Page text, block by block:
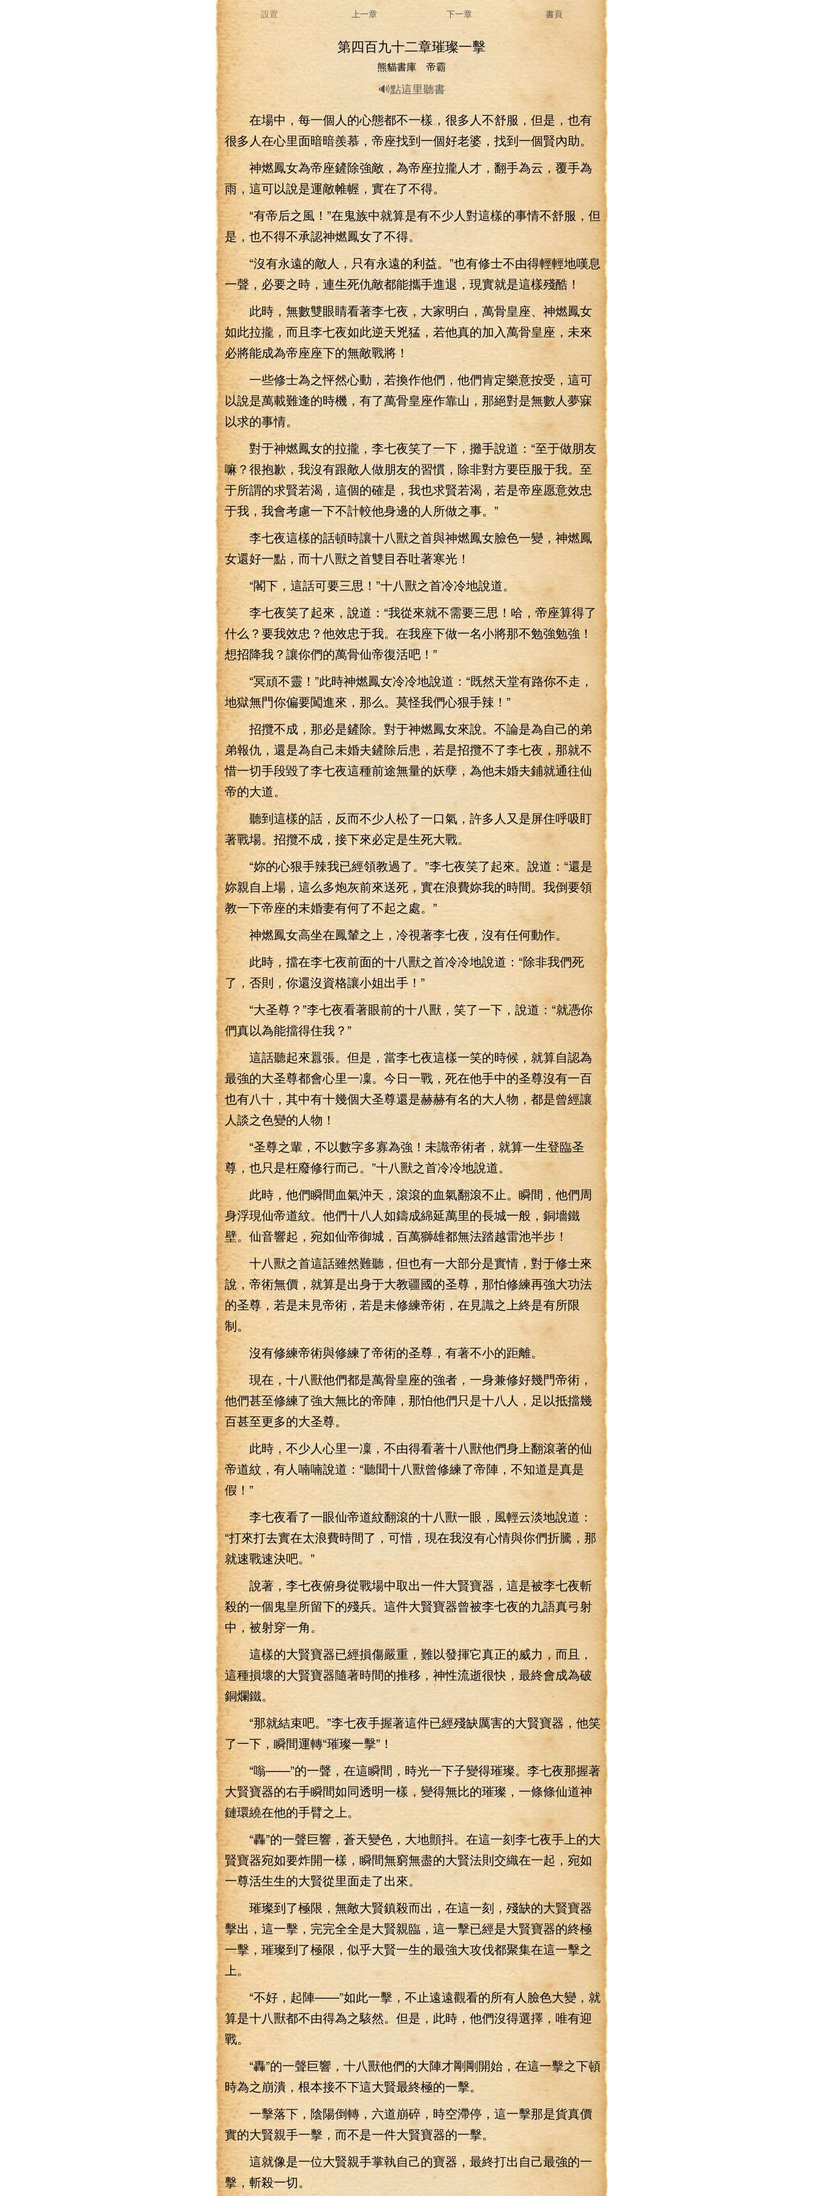
設置 上一章 下一章 書頁
第四百九十二章璀璨一擊
熊貓書庫 帝霸
🔊點這里聽書
在場中，每一個人的心態都不一樣，很多人不舒服，但是，也有
很多人在心里面暗暗羨慕，帝座找到一個好老婆，找到一個賢內助。
神燃鳳女為帝座鏟除強敵，為帝座拉攏人才，翻手為云，覆手為
雨，這可以說是運敵帷幄，實在了不得。
“有帝后之風！”在鬼族中就算是有不少人對這樣的事情不舒服，但
是，也不得不承認神燃鳳女了不得。
“沒有永遠的敵人，只有永遠的利益。”也有修士不由得輕輕地嘆息
一聲，必要之時，連生死仇敵都能攜手進退，現實就是這樣殘酷！
此時，無數雙眼睛看著李七夜，大家明白，萬骨皇座、神燃鳳女
如此拉攏，而且李七夜如此逆天兇猛，若他真的加入萬骨皇座，未來
必將能成為帝座座下的無敵戰將！
一些修士為之怦然心動，若換作他們，他們肯定樂意按受，這可
以說是萬載難逢的時機，有了萬骨皇座作靠山，那絕對是無數人夢寐
以求的事情。
對于神燃鳳女的拉攏，李七夜笑了一下，攤手說道：“至于做朋友
嘛？很抱歉，我沒有跟敵人做朋友的習慣，除非對方要臣服于我。至
于所謂的求賢若渴，這個的確是，我也求賢若渴，若是帝座愿意效忠
于我，我會考慮一下不計較他身邊的人所做之事。”
李七夜這樣的話頓時讓十八獸之首與神燃鳳女臉色一變，神燃鳳
女還好一點，而十八獸之首雙目吞吐著寒光！
“閣下，這話可要三思！”十八獸之首冷冷地說道。
李七夜笑了起來，說道：“我從來就不需要三思！哈，帝座算得了
什么？要我效忠？他效忠于我。在我座下做一名小將那不勉強勉強！
想招降我？讓你們的萬骨仙帝復活吧！”
“冥頑不靈！”此時神燃鳳女冷冷地說道：“既然天堂有路你不走，
地獄無門你偏要闖進來，那么。莫怪我們心狠手辣！”
招攬不成，那必是鏟除。對于神燃鳳女來說。不論是為自己的弟
弟報仇，還是為自己未婚夫鏟除后患，若是招攬不了李七夜，那就不
惜一切手段毀了李七夜這種前途無量的妖孽，為他未婚夫鋪就通往仙
帝的大道。
聽到這樣的話，反而不少人松了一口氣，許多人又是屏住呼吸盯
著戰場。招攬不成，接下來必定是生死大戰。
“妳的心狠手辣我已經領教過了。”李七夜笑了起來。說道：“還是
妳親自上場，這么多炮灰前來送死，實在浪費妳我的時間。我倒要領
教一下帝座的未婚妻有何了不起之處。”
神燃鳳女高坐在鳳輦之上，冷視著李七夜，沒有任何動作。
此時，擋在李七夜前面的十八獸之首冷冷地說道：“除非我們死
了，否則，你還沒資格讓小姐出手！”
“大圣尊？”李七夜看著眼前的十八獸，笑了一下，說道：“就憑你
們真以為能擋得住我？”
這話聽起來囂張。但是，當李七夜這樣一笑的時候，就算自認為
最強的大圣尊都會心里一凜。今日一戰，死在他手中的圣尊沒有一百
也有八十，其中有十幾個大圣尊還是赫赫有名的大人物，都是曾經讓
人談之色變的人物！
“圣尊之輩，不以數字多寡為強！未識帝術者，就算一生登臨圣
尊，也只是枉廢修行而己。”十八獸之首冷冷地說道。
此時，他們瞬間血氣沖天，滾滾的血氣翻滾不止。瞬間，他們周
身浮現仙帝道紋。他們十八人如鑄成綿延萬里的長城一般，銅墻鐵
壁。仙音響起，宛如仙帝御城，百萬獅雄都無法踏越雷池半步！
十八獸之首這話雖然難聽，但也有一大部分是實情，對于修士來
說，帝術無價，就算是出身于大教疆國的圣尊，那怕修練再強大功法
的圣尊，若是未見帝術，若是未修練帝術，在見識之上終是有所限
制。
沒有修練帝術與修練了帝術的圣尊，有著不小的距離。
現在，十八獸他們都是萬骨皇座的強者，一身兼修好幾門帝術，
他們甚至修練了強大無比的帝陣，那怕他們只是十八人，足以抵擋幾
百甚至更多的大圣尊。
此時，不少人心里一凜，不由得看著十八獸他們身上翻滾著的仙
帝道紋，有人喃喃說道：“聽聞十八獸曾修練了帝陣，不知道是真是
假！”
李七夜看了一眼仙帝道紋翻滾的十八獸一眼，風輕云淡地說道：
“打來打去實在太浪費時間了，可惜，現在我沒有心情與你們折騰，那
就速戰速決吧。”
說著，李七夜俯身從戰場中取出一件大賢寶器，這是被李七夜斬
殺的一個鬼皇所留下的殘兵。這件大賢寶器曾被李七夜的九語真弓射
中，被射穿一角。
這樣的大賢寶器已經損傷嚴重，難以發揮它真正的威力，而且，
這種損壞的大賢寶器隨著時間的推移，神性流逝很快，最終會成為破
銅爛鐵。
“那就結束吧。”李七夜手握著這件已經殘缺厲害的大賢寶器，他笑
了一下，瞬間運轉“璀璨一擊”！
“嗡——”的一聲，在這瞬間，時光一下子變得璀璨。李七夜那握著
大賢寶器的右手瞬間如同透明一樣，變得無比的璀璨，一條條仙道神
鏈環繞在他的手臂之上。
“轟”的一聲巨響，蒼天變色，大地顫抖。在這一刻李七夜手上的大
賢寶器宛如要炸開一樣，瞬間無窮無盡的大賢法則交織在一起，宛如
一尊活生生的大賢從里面走了出來。
璀璨到了極限，無敵大賢鎮殺而出，在這一刻，殘缺的大賢寶器
擊出，這一擊，完完全全是大賢親臨，這一擊已經是大賢寶器的終極
一擊，璀璨到了極限，似乎大賢一生的最強大攻伐都聚集在這一擊之
上。
“不好，起陣——”如此一擊，不止遠遠觀看的所有人臉色大變，就
算是十八獸都不由得為之駭然。但是，此時，他們沒得選擇，唯有迎
戰。
“轟”的一聲巨響，十八獸他們的大陣才剛剛開始，在這一擊之下頓
時為之崩潰，根本接不下這大賢最終極的一擊。
一擊落下，陰陽倒轉，六道崩碎，時空滯停，這一擊那是貨真價
實的大賢親手一擊，而不是一件大賢寶器的一擊。
這就像是一位大賢親手掌執自己的寶器，最終打出自己最強的一
擊，斬殺一切。